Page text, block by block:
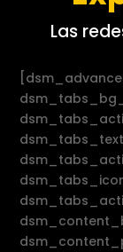
Las